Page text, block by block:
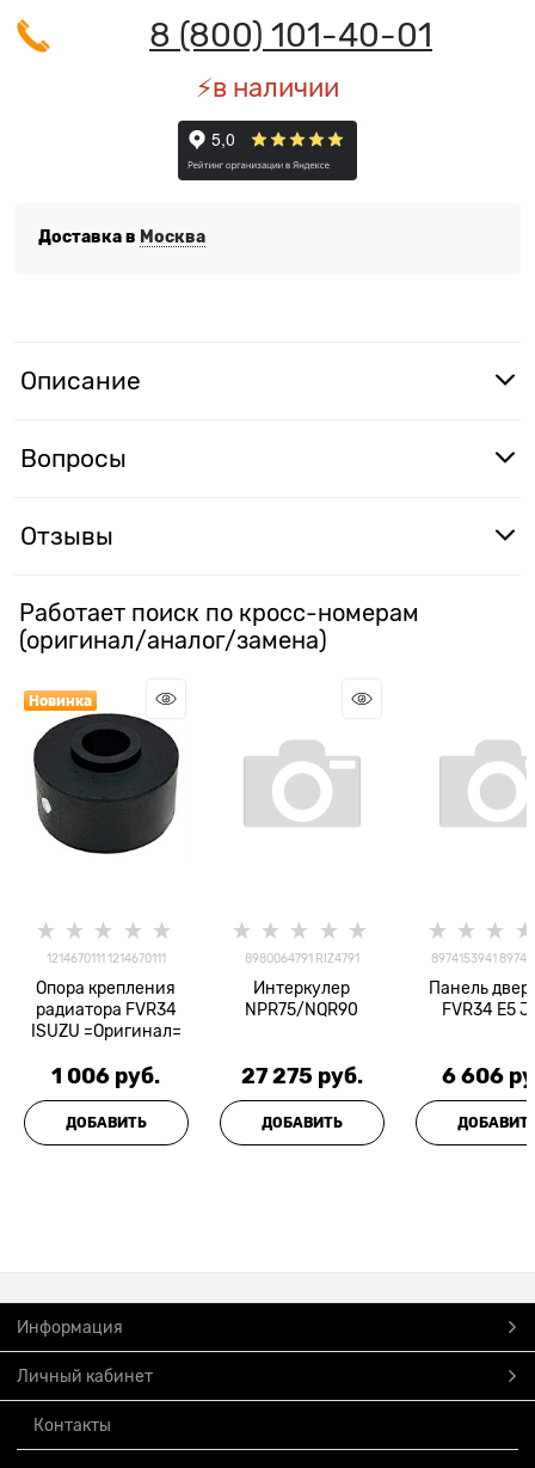
8 (800) 101-40-01
⚡️в наличии
Доставка в Москва
Описание
Вопросы
Отзывы
Работает поиск по кросс-номерам
(оригинал/аналог/замена)
Новинка
1214670111 1214670111
Опора крепления
радиатора FVR34
ISUZU =Оригинал=
1 006 руб.
ДОБАВИТЬ
8980064791 RIZ4791
Интеркулер
NPR75/NQR90
27 275 руб.
ДОБАВИТЬ
8974153941
Панель
FVR34 Е5
6 606
Информация
Личный кабинет
Контакты